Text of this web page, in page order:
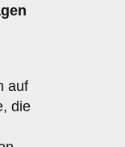
auf
die